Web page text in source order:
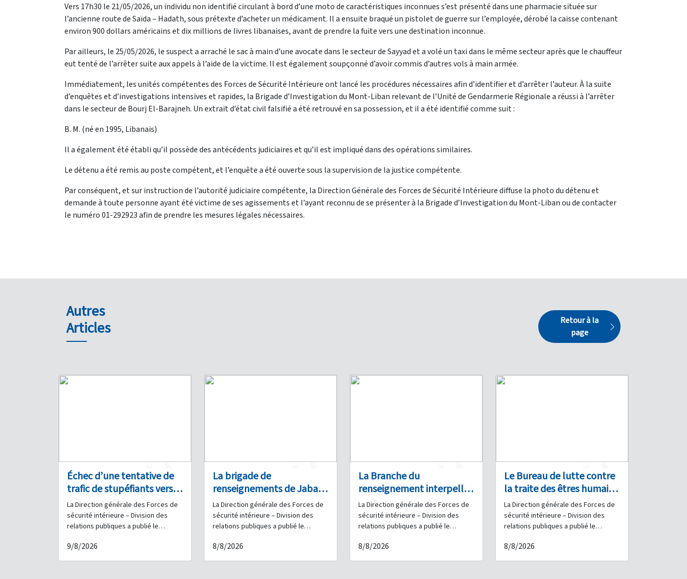
Vers 17h30 le 21/05/2026, un individu non identifié circulant à bord d’une moto de caractéristiques inconnues s’est présenté dans une pharmacie située sur
l’ancienne route de Saïda – Hadath, sous prétexte d’acheter un médicament. Il a ensuite braqué un pistolet de guerre sur l’employée, dérobé la caisse contenant
environ 900 dollars américains et dix millions de livres libanaises, avant de prendre la fuite vers une destination inconnue.
Par ailleurs, le 25/05/2026, le suspect a arraché le sac à main d’une avocate dans le secteur de Sayyad et a volé un taxi dans le même secteur après que le chauffeur
eut tenté de l’arrêter suite aux appels à l’aide de la victime. Il est également soupçonné d’avoir commis d’autres vols à main armée.
Immédiatement, les unités compétentes des Forces de Sécurité Intérieure ont lancé les procédures nécessaires afin d’identifier et d’arrêter l’auteur. À la suite
d’enquêtes et d’investigations intensives et rapides, la Brigade d’Investigation du Mont-Liban relevant de l’Unité de Gendarmerie Régionale a réussi à l’arrêter
dans le secteur de Bourj El-Barajneh. Un extrait d’état civil falsifié a été retrouvé en sa possession, et il a été identifié comme suit :
B. M. (né en 1995, Libanais)
Il a également été établi qu’il possède des antécédents judiciaires et qu’il est impliqué dans des opérations similaires.
Le détenu a été remis au poste compétent, et l’enquête a été ouverte sous la supervision de la justice compétente.
Par conséquent, et sur instruction de l’autorité judiciaire compétente, la Direction Générale des Forces de Sécurité Intérieure diffuse la photo du détenu et
demande à toute personne ayant été victime de ses agissements et l’ayant reconnu de se présenter à la Brigade d’Investigation du Mont-Liban ou de contacter
le numéro 01-292923 afin de prendre les mesures légales nécessaires.
Autres
Articles
Retour à la
page
Échec d’une tentative de
trafic de stupéfiants vers
l’Arabie saoudite
La Direction générale des Forces de
sécurité intérieure – Division des
relations publiques a publié le
des efforts continus déployés par les
Forces de sécurité intérieure pour
9/8/2026
La brigade de
renseignements de Jabal
Liban interpelle un couple
à Jounieh pour trafic de
stupéfiants et saisit une
quantité de drogue
La Direction générale des Forces de
sécurité intérieure – Division des
relations publiques a publié le
des efforts continus déployés par les
Forces de sécurité intérieure pour
8/8/2026
La Branche du
renseignement interpelle
à Aley un individu
recherché pour vols et
mise en circulation de
fausse monnaie
La Direction générale des Forces de
sécurité intérieure – Division des
relations publiques a publié le
des efforts quotidiens déployés par
les Forces de sécurité intérieure
8/8/2026
Le Bureau de lutte contre
la traite des êtres humains
et de protection des
mœurs démantèle deux
réseaux organisés de
prostitution à Hamra et
interpelle les personnes
La Direction générale des Forces de
sécurité intérieure – Division des
relations publiques a publié le
des efforts continus déployés par les
Forces de sécurité intérieure pour
8/8/2026